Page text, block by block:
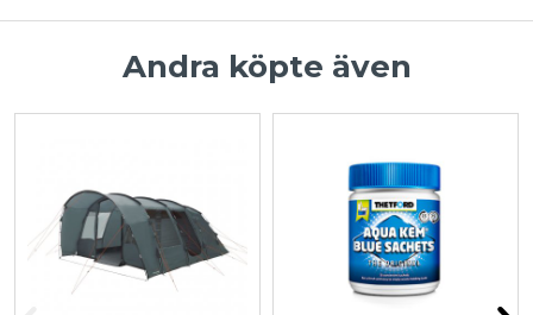
Andra köpte även